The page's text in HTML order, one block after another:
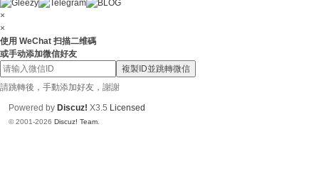
×
×
使用 WeChat 扫描二维碼
或手动添加微信好友
複製ID並跳轉微信
請跳轉後，手動添加好友，謝謝
Powered by Discuz! X3.5 Licensed
© 2001-2026 Discuz! Team